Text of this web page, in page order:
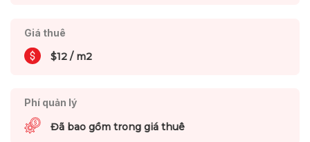
Giá thuê
$12 / m2
Phí quản lý
Đã bao gồm trong giá thuê